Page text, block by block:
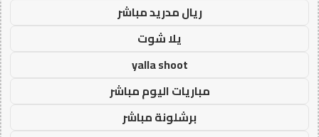
ريال مدريد مباشر
يلا شوت
yalla shoot
مباريات اليوم مباشر
برشلونة مباشر